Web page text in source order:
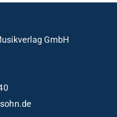
GmbH